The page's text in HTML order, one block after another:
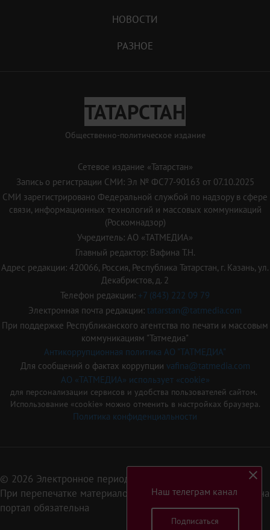
НОВОСТИ
РАЗНОЕ
ТАТАРСТАН
Общественно-политическое издание
Сетевое издание «Татарстан»
Запись о регистрации СМИ: Эл № ФС77-90163 от 07.10.2025
СМИ зарегистрировано Федеральной службой по надзору в сфере
связи, информационных технологий и массовых коммуникаций
(Роскомнадзор)
Учредитель: АО «ТАТМЕДИА»
Главный редактор: Вафина Т.Н.
Адрес редакции: 420066, Россия, Республика Татарстан, г. Казань, ул.
Декабристов, д. 2
Телефон редакции: +7 (843) 222 09 79
Электронная почта редакции: tatarstan@tatmedia.com
При поддержке Республиканского агентства по печати и массовым
коммуникациям "Татмедиа"
Антикоррупционная политика АО "ТАТМЕДИА"
Для сообщений о фактах коррупции vafina@tatmedia.com
АО «ТАТМЕДИА» использует «cookie»
для персонализации сервисов и удобства пользователей сайтом.
Использование «cookie» можно отменить в настройках браузера.
Политика конфиденциальности
© 2026 Электронное периодическое издание «Татарстан»
При перепечатке материалов или их фрагментов ссылка на
портал обязательна
Наш телеграм канал
Подписаться